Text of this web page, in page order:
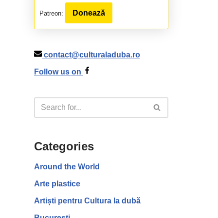
Patreon: Donează
contact@culturaladuba.ro
Follow us on
Categories
Around the World
Arte plastice
Artiști pentru Cultura la dubă